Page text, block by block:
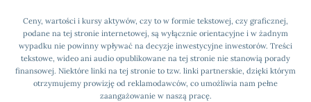
Ceny, wartości i kursy aktywów, czy to w formie tekstowej, czy graficznej,
podane na tej stronie internetowej, są wyłącznie orientacyjne i w żadnym
wypadku nie powinny wpływać na decyzje inwestycyjne inwestorów. Treści
tekstowe, wideo ani audio opublikowane na tej stronie nie stanowią porady
finansowej. Niektóre linki na tej stronie to tzw. linki partnerskie, dzięki którym
otrzymujemy prowizję od reklamodawców, co umożliwia nam pełne
zaangażowanie w naszą pracę.